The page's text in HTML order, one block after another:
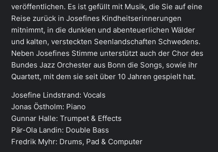
veröffentlichen. Es ist gefüllt mit Musik, die Sie auf eine
Reise zurück in Josefines Kindheitserinnerungen
mitnimmt, in die dunklen und abenteuerlichen Wälder
und kalten, versteckten Seenlandschaften Schwedens.
Neben Josefines Stimme unterstützt auch der Chor des
Bundes Jazz Orchester aus Bonn die Songs, sowie ihr
Quartett, mit dem sie seit über 10 Jahren gespielt hat.
Josefine Lindstrand: Vocals
Jonas Östholm: Piano
Gunnar Halle: Trumpet & Effects
Pär-Ola Landin: Double Bass
Fredrik Myhr: Drums, Pad & Computer